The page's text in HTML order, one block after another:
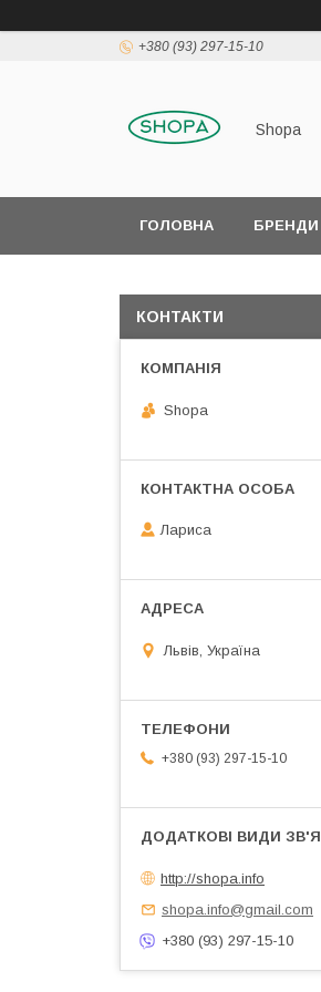
+380 (93) 297-15-10
Shopa
ГОЛОВНА БРЕНДИ
КОНТАКТИ
Shopa
Лариса
Львів, Україна
+380 (93) 297-15-10
http://shopa.info
shopa.info@gmail.com
+380 (93) 297-15-10